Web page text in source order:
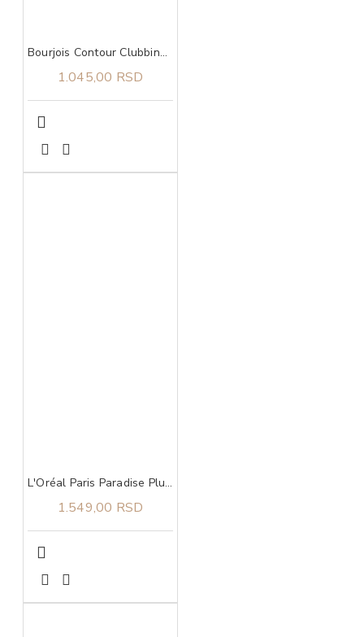
Bourjois Contour Clubbing 24h vodootporna 46 olovka za oči
1.045,00 RSD
L'Oréal Paris Paradise Plump Ambition Ulje Za Usne 641 Latte Glace
1.549,00 RSD